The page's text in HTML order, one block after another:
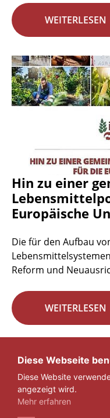
WEITERLESEN
Hin zu einer
Europäische
Die für den Aufbau
Reform und
WEITERLESEN
« 1 ... 27
Diese Webseite
Diese Website
angezeigt wird.
Mehr erfahren